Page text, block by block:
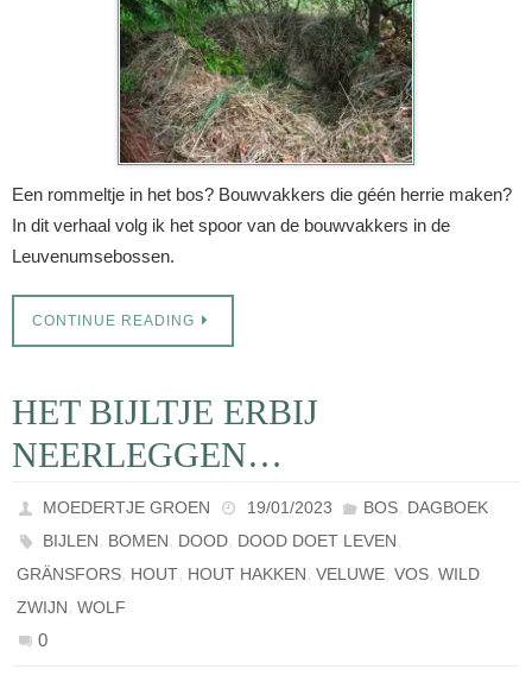
Een rommeltje in het bos? Bouwvakkers die géén herrie maken?
In dit verhaal volg ik het spoor van de bouwvakkers in de
Leuvenumsebossen.
CONTINUE READING
HET BIJLTJE ERBIJ
NEERLEGGEN…
MOEDERTJE GROEN 19/01/2023 BOS, DAGBOEK
BIJLEN, BOMEN, DOOD, DOOD DOET LEVEN,
GRÄNSFORS, HOUT, HOUT HAKKEN, VELUWE, VOS, WILD
ZWIJN, WOLF
0